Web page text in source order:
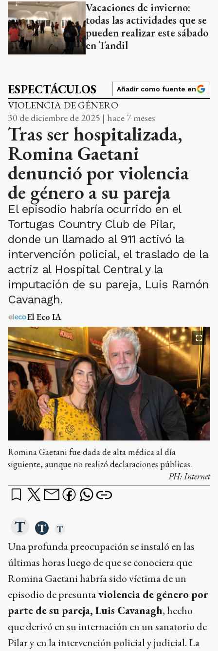
Vacaciones de invierno:
todas las actividades que se
pueden realizar este sábado
en Tandil
ESPECTÁCULOS Añadir como fuente en
VIOLENCIA DE GÉNERO
30 de diciembre de 2025 | hace 7 meses
Tras ser hospitalizada,
Romina Gaetani
denunció por violencia
de género a su pareja
El episodio habría ocurrido en el
Tortugas Country Club de Pilar,
donde un llamado al 911 activó la
intervención policial, el traslado de la
actriz al Hospital Central y la
imputación de su pareja, Luis Ramón
Cavanagh.
El Eco IA
Romina Gaetani fue dada de alta médica al día
siguiente, aunque no realizó declaraciones públicas.
PH:Internet
Una profunda preocupación se instaló en las
últimas horas luego de que se conociera que
Romina Gaetani habría sido víctima de un
episodio de presuntaviolencia de género por
parte de su pareja, Luis Cavanagh, hecho
que derivó en su internación en un sanatorio de
Pilar y en la intervención policial y judicial. La